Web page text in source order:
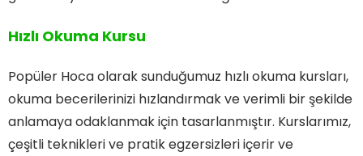
Hızlı Okuma Kursu
Popüler Hoca olarak sunduğumuz hızlı okuma kursları,
okuma becerilerinizi hızlandırmak ve verimli bir şekilde
anlamaya odaklanmak için tasarlanmıştır. Kurslarımız,
çeşitli teknikleri ve pratik egzersizleri içerir ve